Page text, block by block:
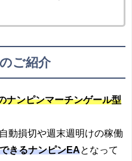
ご紹介
ナンピンマーチンゲール型
動損切や週末週明けの稼働
きるナンピンEAとなって